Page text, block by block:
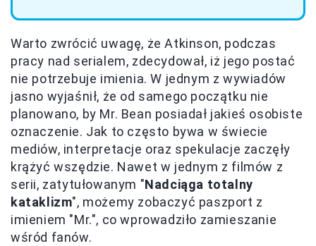
Warto zwrócić uwagę, że Atkinson, podczas
pracy nad serialem, zdecydował, iż jego postać
nie potrzebuje imienia. W jednym z wywiadów
jasno wyjaśnił, że od samego początku nie
planowano, by Mr. Bean posiadał jakieś osobiste
oznaczenie. Jak to często bywa w świecie
mediów, interpretacje oraz spekulacje zaczęły
krążyć wszędzie. Nawet w jednym z filmów z
serii, zatytułowanym "Nadciąga totalny
kataklizm", możemy zobaczyć paszport z
imieniem "Mr.", co wprowadziło zamieszanie
wśród fanów.